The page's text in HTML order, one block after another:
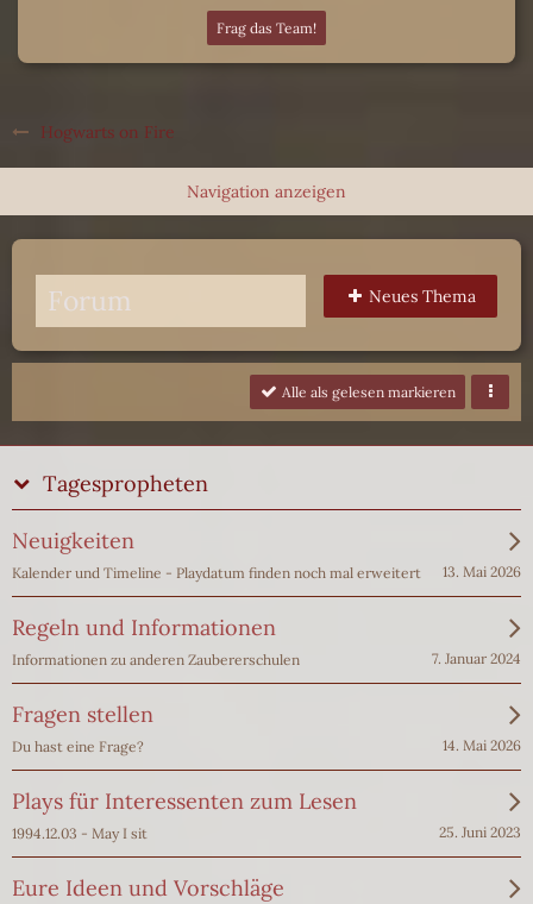
Frag das Team!
Hogwarts on Fire
Forum Neues Thema
Alle als gelesen markieren
Tagespropheten
Neuigkeiten
Kalender und Timeline - Playdatum finden noch mal erweitert 13. Mai 2026
Regeln und Informationen
Informationen zu anderen Zaubererschulen 7. Januar 2024
Fragen stellen
Du hast eine Frage? 14. Mai 2026
Plays für Interessenten zum Lesen
1994.12.03 - May I sit 25. Juni 2023
Eure Ideen und Vorschläge